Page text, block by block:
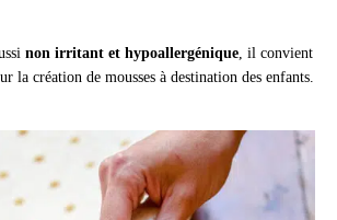
non irritant et hypoallergénique, il convient
la création de mousses à destination des enfants.